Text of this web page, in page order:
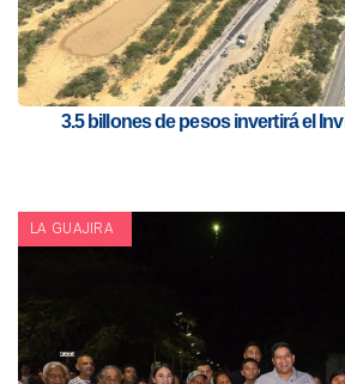
3.5 billones de pesos invertirá el
LA GUAJIRA